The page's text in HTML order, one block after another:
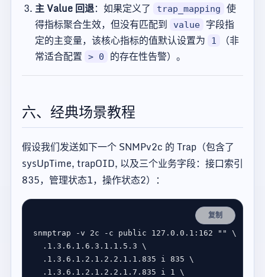
主 Value 回退：如果定义了 trap_mapping
使
得指标聚合生效，但没有匹配到
value
字段指
定的主变量，该核心指标的值默认设置为
1
（非
常适合配置 > 0 的存在性告警）。
六、经典场景教程
假设我们发送如下一个 SNMPv2c 的 Trap（包含了
sysUpTime, trapOID, 以及三个业务字段：接口索引
835，管理状态1，操作状态2）：
复制
snmptrap -v 2c -c public 127.0.0.1:162 ""
  .1.3.6.1.6.3.1.1.5.3
  .1.3.6.1.2.1.2.2.1.1.835 i
835
  .1.3.6.1.2.1.2.2.1.7.835 i
1